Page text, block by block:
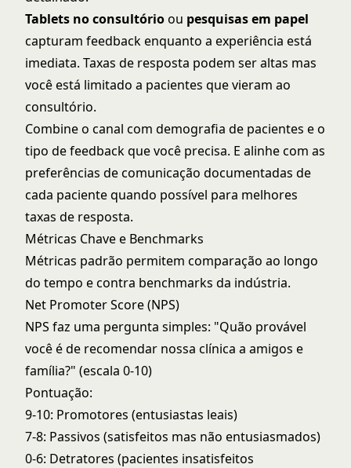
Tablets no consultórioou pesquisas em papel
capturam feedback enquanto a experiência está
imediata. Taxas de resposta podem ser altas mas
você está limitado a pacientes que vieram ao
consultório.
Combine o canal com demografia de pacientes e o
tipo de feedback que você precisa. E alinhe com as
preferências de comunicação documentadas de
cada paciente quando possível para melhores
taxas de resposta.
Métricas Chave e Benchmarks
Métricas padrão permitem comparação ao longo
do tempo e contra benchmarks da indústria.
Net Promoter Score (NPS)
NPS faz uma pergunta simples: "Quão provável
você é de recomendar nossa clínica a amigos e
família?" (escala 0-10)
Pontuação:
9-10: Promotores (entusiastas leais)
7-8: Passivos (satisfeitos mas não entusiasmados)
0-6: Detratores (pacientes insatisfeitos